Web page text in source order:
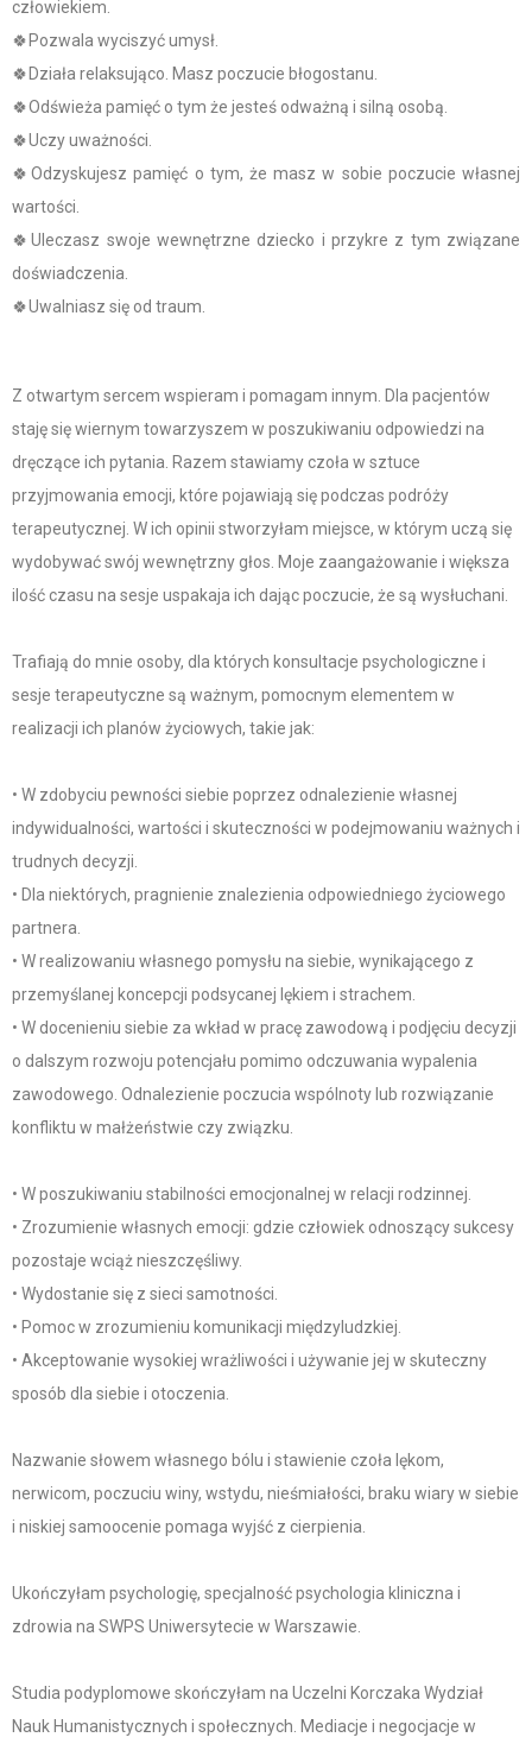
człowiekiem.
🍀Pozwala wyciszyć umysł.
🍀Działa relaksująco. Masz poczucie błogostanu.
🍀Odświeża pamięć o tym że jesteś odważną i silną osobą.
🍀Uczy uważności.
🍀Odzyskujesz pamięć o tym, że masz w sobie poczucie własnej
wartości.
🍀Uleczasz swoje wewnętrzne dziecko i przykre z tym związane
doświadczenia.
🍀Uwalniasz się od traum.
Z otwartym sercem wspieram i pomagam innym. Dla pacjentów
staję się wiernym towarzyszem w poszukiwaniu odpowiedzi na
dręczące ich pytania. Razem stawiamy czoła w sztuce
przyjmowania emocji, które pojawiają się podczas podróży
terapeutycznej. W ich opinii stworzyłam miejsce, w którym uczą się
wydobywać swój wewnętrzny głos. Moje zaangażowanie i większa
ilość czasu na sesje uspakaja ich dając poczucie, że są wysłuchani.
Trafiają do mnie osoby, dla których konsultacje psychologiczne i
sesje terapeutyczne są ważnym, pomocnym elementem w
realizacji ich planów życiowych, takie jak:
• W zdobyciu pewności siebie poprzez odnalezienie własnej
indywidualności, wartości i skuteczności w podejmowaniu ważnych i
trudnych decyzji.
• Dla niektórych, pragnienie znalezienia odpowiedniego życiowego
partnera.
• W realizowaniu własnego pomysłu na siebie, wynikającego z
przemyślanej koncepcji podsycanej lękiem i strachem.
• W docenieniu siebie za wkład w pracę zawodową i podjęciu decyzji
o dalszym rozwoju potencjału pomimo odczuwania wypalenia
zawodowego. Odnalezienie poczucia wspólnoty lub rozwiązanie
konfliktu w małżeństwie czy związku.
• W poszukiwaniu stabilności emocjonalnej w relacji rodzinnej.
• Zrozumienie własnych emocji: gdzie człowiek odnoszący sukcesy
pozostaje wciąż nieszczęśliwy.
• Wydostanie się z sieci samotności.
• Pomoc w zrozumieniu komunikacji międzyludzkiej.
• Akceptowanie wysokiej wrażliwości i używanie jej w skuteczny
sposób dla siebie i otoczenia.
Nazwanie słowem własnego bólu i stawienie czoła lękom,
nerwicom, poczuciu winy, wstydu, nieśmiałości, braku wiary w siebie
i niskiej samoocenie pomaga wyjść z cierpienia.
Ukończyłam psychologię, specjalność psychologia kliniczna i
zdrowia na SWPS Uniwersytecie w Warszawie.
Studia podyplomowe skończyłam na Uczelni Korczaka Wydział
Nauk Humanistycznych i społecznych. Mediacje i negocjacje w